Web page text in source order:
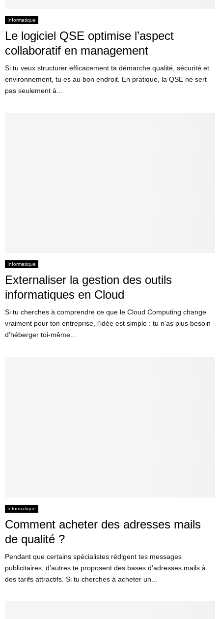
Informatique
Le logiciel QSE optimise l’aspect
collaboratif en management
Si tu veux structurer efficacement ta démarche qualité, sécurité et
environnement, tu es au bon endroit. En pratique, la QSE ne sert
pas seulement à...
Informatique
Externaliser la gestion des outils
informatiques en Cloud
Si tu cherches à comprendre ce que le Cloud Computing change
vraiment pour ton entreprise, l’idée est simple : tu n’as plus besoin
d’héberger toi-même...
Informatique
Comment acheter des adresses mails
de qualité ?
Pendant que certains spécialistes rédigent tes messages
publicitaires, d’autres te proposent des bases d’adresses mails à
des tarifs attractifs. Si tu cherches à acheter un...